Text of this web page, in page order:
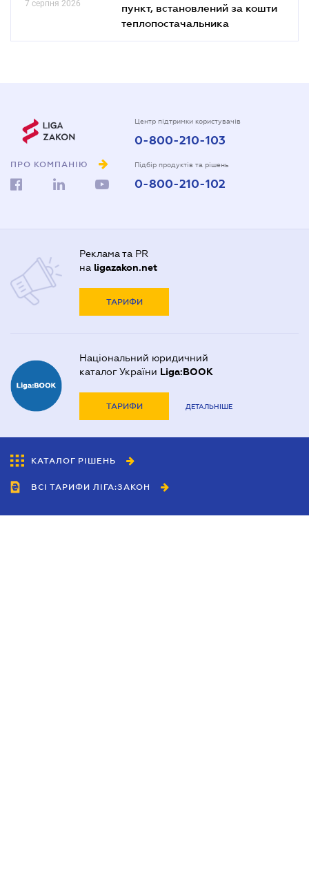
7 серпня 2026
пункт, встановлений за кошти
теплопостачальника
ПРО КОМПАНІЮ
Центр підтримки користувачів
0-800-210-103
Підбір продуктів та рішень
0-800-210-102
Реклама та PR
на ligazakon.net
ТАРИФИ
Національний юридичний
каталог України Liga:BOOK
ТАРИФИ ДЕТАЛЬНІШЕ
КАТАЛОГ РІШЕНЬ
ВСІ ТАРИФИ ЛІГА:ЗАКОН